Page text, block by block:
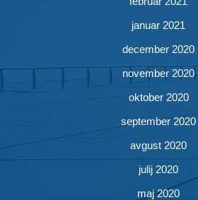
januar 2021
december 2020
november 2020
oktober 2020
september 2020
avgust 2020
julij 2020
maj 2020